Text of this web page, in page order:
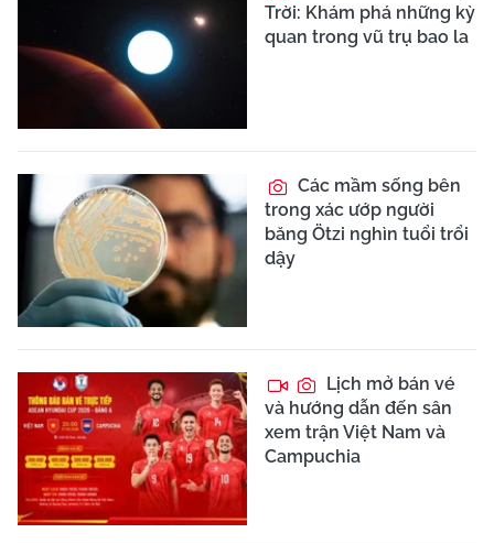
Trời: Khám phá những kỳ
quan trong vũ trụ bao la
Các mầm sống bên
trong xác ướp người
băng Ötzi nghìn tuổi trổi
dậy
Lịch mở bán vé
và hướng dẫn đến sân
xem trận Việt Nam và
Campuchia